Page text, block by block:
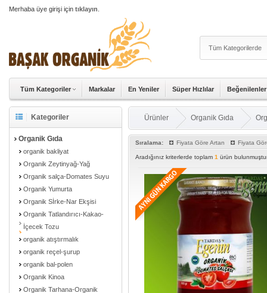
Merhaba üye girişi için tıklayın
Tüm Kategoriler Markalar En Yeniler Süper Hızlılar Beğenilenler
Kategoriler
Organik Gıda
organik bakliyat
Organik Zeytinyağ-Yağ
Organik salça-Domates Suyu
Organik Yumurta
Organik Sİrke-Nar Ekşisi
Organik Tatlandırıcı-Kakao-
İçecek Tozu
organik atıştırmalık
organik reçel-şurup
organik bal-polen
Organik Kinoa
Organik Tarhana-Organik
Ürünler Organik Gıda
Sıralama: Fiyata Göre Artan Fiyata
Aradığınız kriterlerde toplam 1 ürün